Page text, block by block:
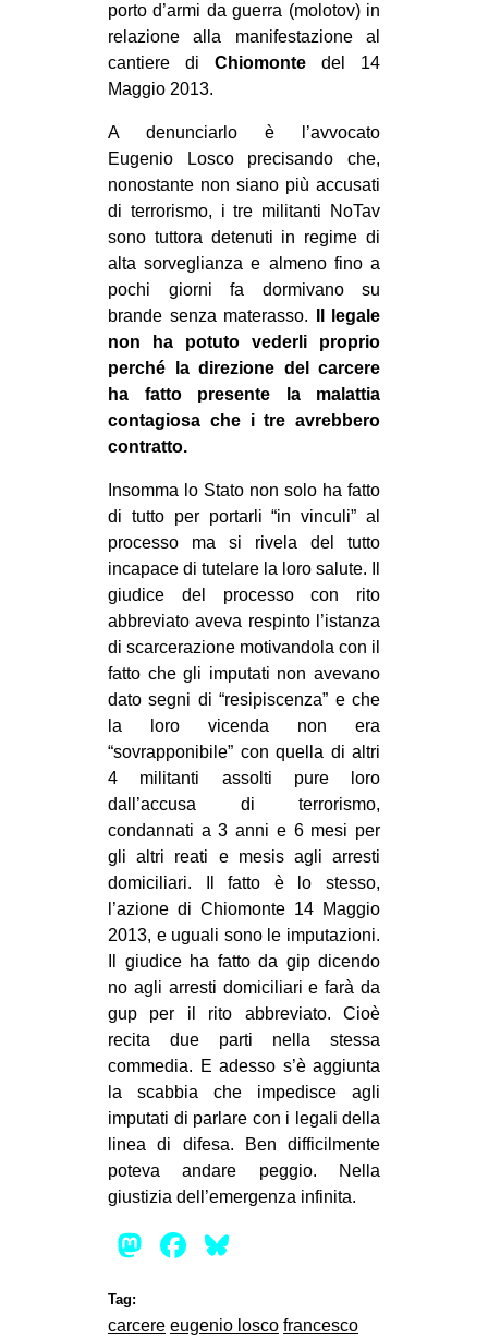
ARTE
CINEMA
MANIFESTI
MUSICA
RECENSIONI
INTERNAZIONALE
AMERICHE
ESTREMO ORIENTE
EUROPA
MEDIO ORIENTE
EVENTI
in
Fb
tw
bsky
ms
SEARCH
porto d’armi da guerra (molotov) in
relazione alla manifestazione al
cantiere di Chiomonte del 14
Maggio 2013.
A denunciarlo è l’avvocato
Eugenio Losco precisando che,
nonostante non siano più accusati
di terrorismo, i tre militanti NoTav
sono tuttora detenuti in regime di
alta sorveglianza e almeno fino a
pochi giorni fa dormivano su
brande senza materasso. Il legale
non ha potuto vederli proprio
perché la direzione del carcere
ha fatto presente la malattia
contagiosa che i tre avrebbero
contratto.
Insomma lo Stato non solo ha fatto
di tutto per portarli “in vinculi” al
processo ma si rivela del tutto
incapace di tutelare la loro salute. Il
giudice del processo con rito
abbreviato aveva respinto l’istanza
di scarcerazione motivandola con il
fatto che gli imputati non avevano
dato segni di “resipiscenza” e che
la loro vicenda non era
“sovrapponibile” con quella di altri
4 militanti assolti pure loro
dall’accusa di terrorismo,
condannati a 3 anni e 6 mesi per
gli altri reati e mesis agli arresti
domiciliari. Il fatto è lo stesso,
l’azione di Chiomonte 14 Maggio
2013, e uguali sono le imputazioni.
Il giudice ha fatto da gip dicendo
no agli arresti domiciliari e farà da
gup per il rito abbreviato. Cioè
recita due parti nella stessa
commedia. E adesso s’è aggiunta
la scabbia che impedisce agli
imputati di parlare con i legali della
linea di difesa. Ben difficilmente
poteva andare peggio. Nella
giustizia dell’emergenza infinita.
Mastodon
Facebook
Tag:
carcere eugenio losco francesco